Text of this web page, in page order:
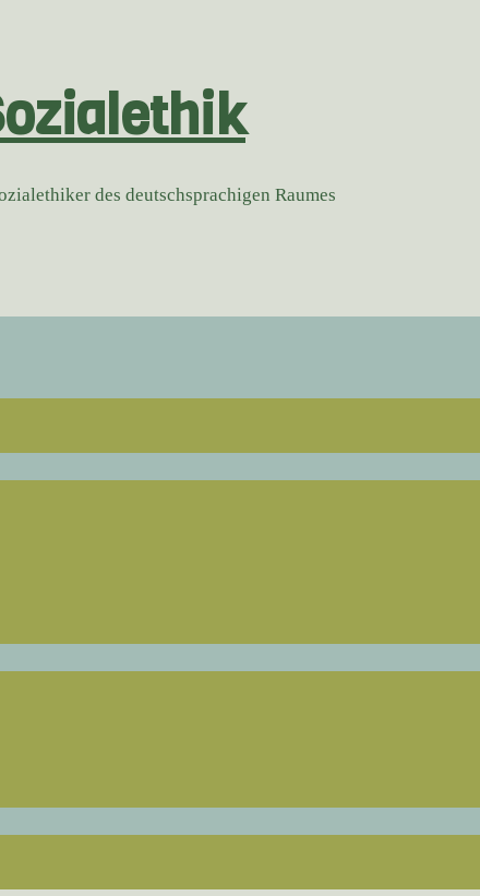
des deutschsprachigen Raumes